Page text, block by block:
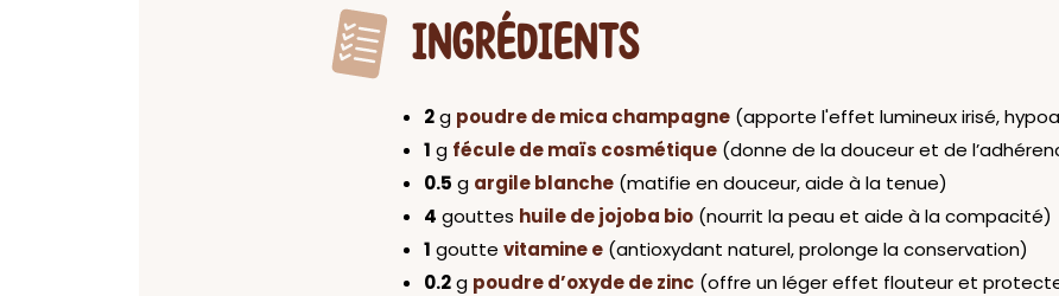
INGRÉDIENTS
2g poudre de mica champagne (apporte l'effet lumineux irisé,
1 g fécule de maïs cosmétique (donne de la douceur et de
0.5 g argile blanche (matifie en douceur, aide à la tenue)
4 gouttes huile de jojoba bio (nourrit la peau et aide à la compacité)
1 goutte vitamine e (antioxydant naturel, prolonge la conservation)
0.2g poudre d’oxyde de zinc (offre un léger effet flouteur et